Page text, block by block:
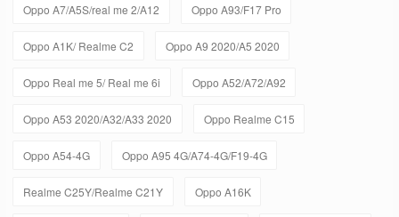
Oppo A7/A5S/real me 2/A12 Oppo A93/F17 Pro
Oppo A1K/ Realme C2 Oppo A9 2020/A5 2020
Oppo Real me 5/ Real me 6i Oppo A52/A72/A92
Oppo A53 2020/A32/A33 2020 Oppo Realme C15
Oppo A54-4G Oppo A95 4G/A74-4G/F19-4G
Realme C25Y/Realme C21Y Oppo A16K